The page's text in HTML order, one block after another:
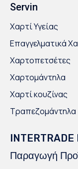
Servin
Χαρτί Υγείας
Επαγγελματικά
Χαρτοπετσέτες
Χαρτομάντηλα
Χαρτί κουζίνας
Τραπεζομάντηλα
INTERTRADE
Παραγωγή